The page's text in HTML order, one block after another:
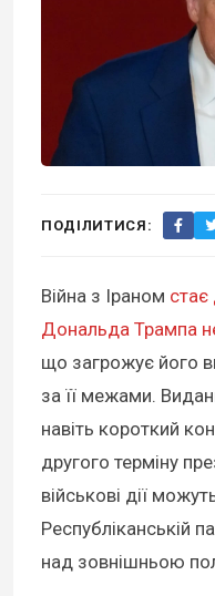
ПОДІЛИТИСЯ:
Війна з Іраном
Дональда Трампа
що загрожує його
за її межами.
навіть короткий
другого терміну
військові дії
Республіканській
над зовнішньою